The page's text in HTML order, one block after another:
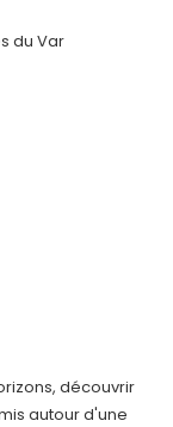
du Var
découvrir
autour d'une